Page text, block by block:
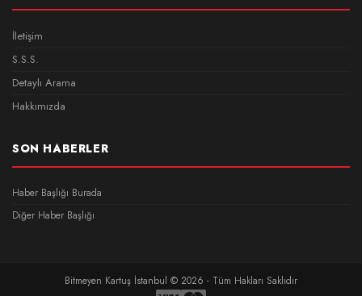
İletişim
S.S.S.
Detaylı Arama
Hakkımızda
SON HABERLER
Haber Başlığı Burada
Diğer Haber Başlığı
Bitmeyen Kartuş İstanbul © 2026 - Tüm Hakları Saklıdır